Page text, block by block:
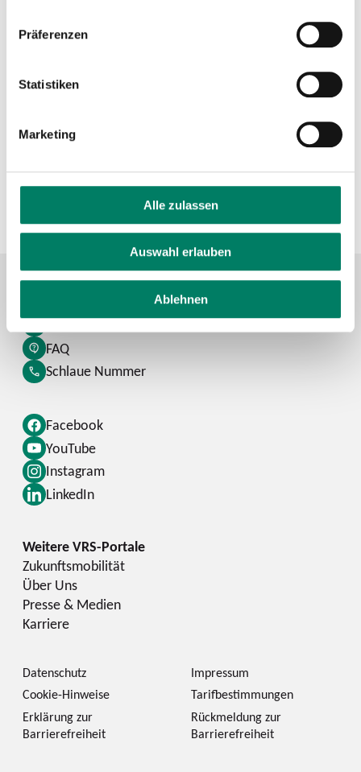
Präferenzen
Statistiken
Marketing
Alle zulassen
Auswahl erlauben
Ablehnen
+49 221 1637-0
Verkehrsverbund
https://www.vrs.de
Facebook
YouTube
Instagram
LinkedIn
Kontaktformular
FAQ
Schlaue Nummer
Zukunftsmobilität
Über Uns
Presse & Medien
Karriere
Datenschutz
Impressum
Cookie-Hinweise
Tarifbestimmungen
Erklärung zur
Barrierefreiheit
Rückmeldung zur
Barrierefreiheit